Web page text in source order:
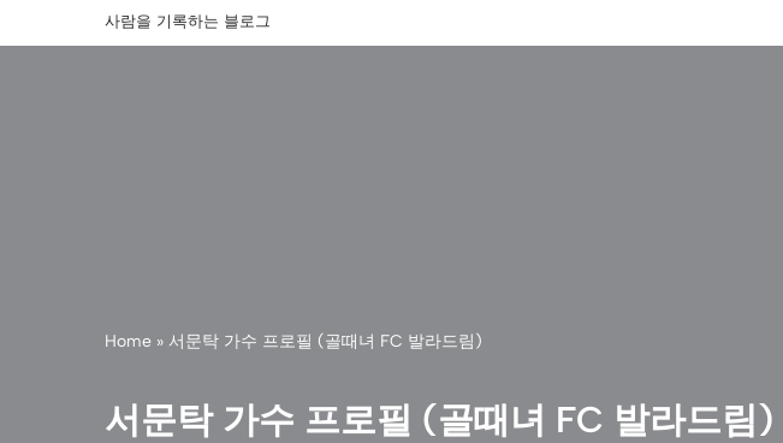
사람을 기록하는 블로그
Home » 서문탁 가수 프로필 (골때녀 FC 발라드림)
서문탁 가수 프로필 (골때녀 FC 발라드림)